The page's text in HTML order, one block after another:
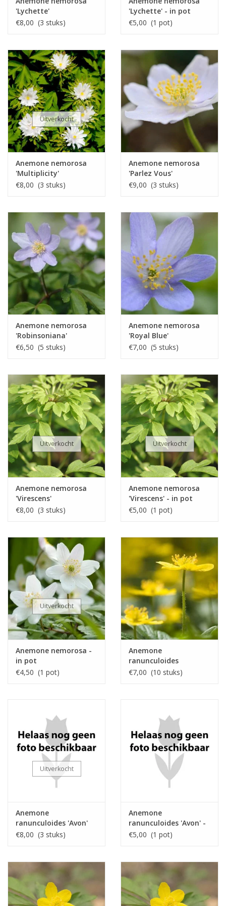
'Lychette'
€8,00 (3 stuks)
'Lychette' - in pot
€5,00 (1 pot)
Uitverkocht
Anemone nemorosa
'Multiplicity'
€8,00 (3 stuks)
Anemone nemorosa
'Parlez Vous'
€9,00 (3 stuks)
Anemone nemorosa
'Robinsoniana'
€6,50 (5 stuks)
Anemone nemorosa
'Royal Blue'
€7,00 (5 stuks)
Uitverkocht
Anemone nemorosa
'Virescens'
€8,00 (3 stuks)
Uitverkocht
Anemone nemorosa
'Virescens' - in pot
€5,00 (1 pot)
Uitverkocht
Anemone nemorosa -
in pot
€4,50 (1 pot)
Anemone
ranunculoides
€7,00 (10 stuks)
Uitverkocht
Anemone
ranunculoides 'Avon'
€8,00 (3 stuks)
Anemone
ranunculoides 'Avon' -
in pot
€5,00 (1 pot)